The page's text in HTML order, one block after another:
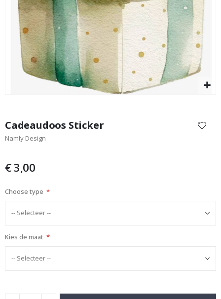
Special
Price
9,00 €
het
begin
afbeeldingen-
Cadeaudoos Sticker
Namly Design
€ 3,00
Choose type
Kies de maat